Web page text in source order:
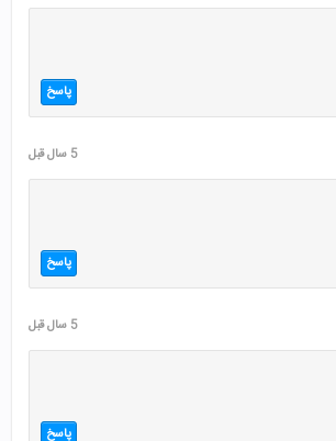
پاسخ
5 سال قبل
پاسخ
5 سال قبل
پاسخ